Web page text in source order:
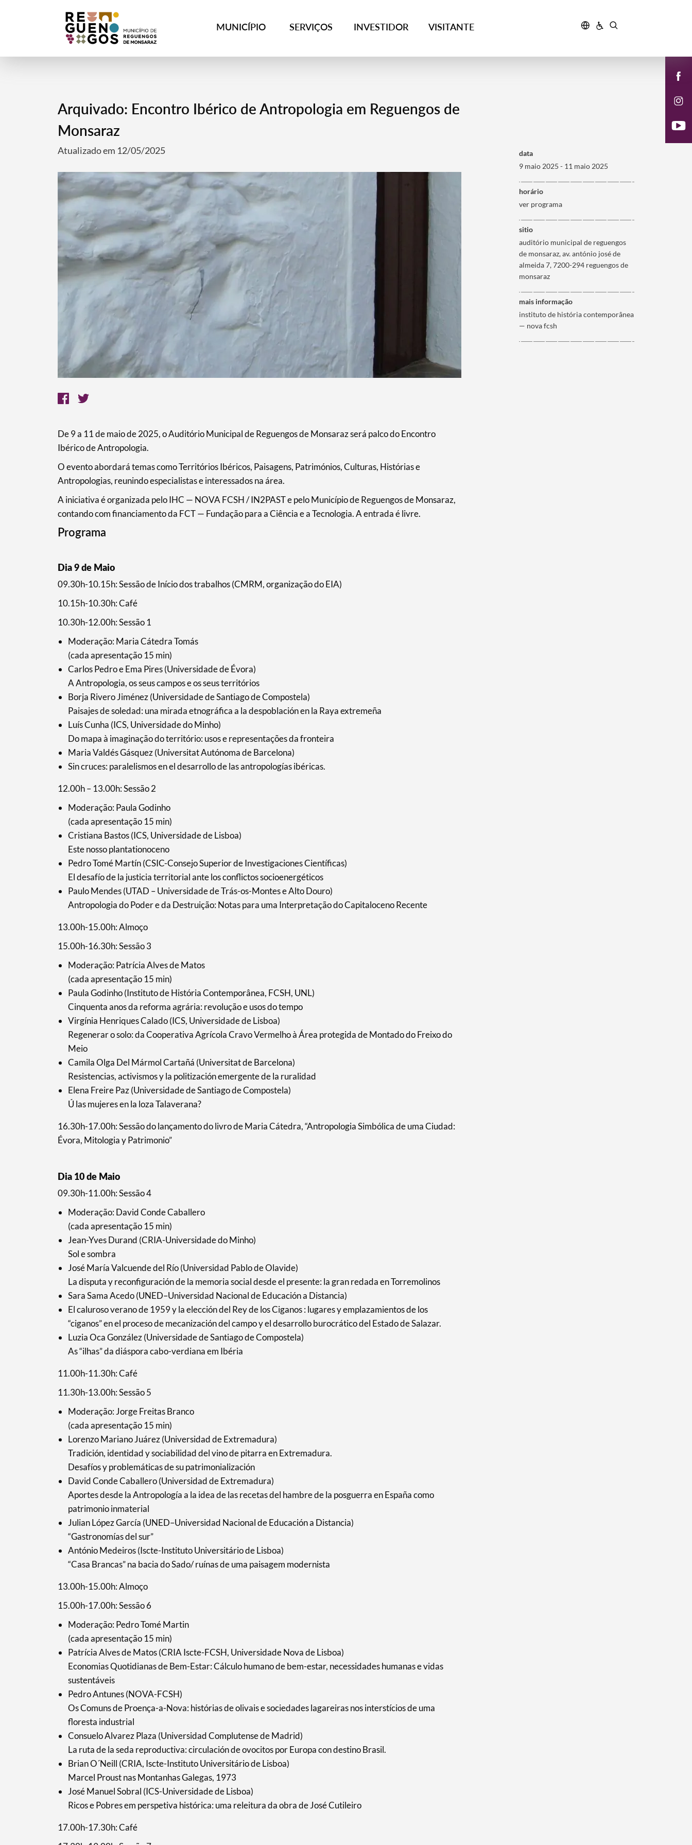
MUNICÍPIO SERVIÇOS INVESTIDOR VISITANTE
Termo de Pesquisa
Categorias gerais
Arquivado: Encontro Ibérico de Antropologia em Reguengos de
Monsaraz
Atualizado em 12/05/2025
De 9 a 11 de maio de 2025, o Auditório Municipal de Reguengos de Monsaraz será palco do Encontro
Ibérico de Antropologia.
O evento abordará temas como Territórios Ibéricos, Paisagens, Patrimónios, Culturas, Histórias e
Antropologias, reunindo especialistas e interessados na área.
A iniciativa é organizada pelo IHC — NOVA FCSH / IN2PAST e pelo Município de Reguengos de Monsaraz,
contando com financiamento da FCT — Fundação para a Ciência e a Tecnologia. A entrada é livre.
Programa
Dia 9 de Maio
09.30h-10.15h: Sessão de Início dos trabalhos (CMRM, organização do EIA)
10.15h-10.30h: Café
10.30h-12.00h: Sessão 1
Moderação: Maria Cátedra Tomás
(cada apresentação 15 min)
Carlos Pedro e Ema Pires (Universidade de Évora)
A Antropologia, os seus campos e os seus territórios
Borja Rivero Jiménez (Universidade de Santiago de Compostela)
Paisajes de soledad: una mirada etnográfica a la despoblación en la Raya extremeña
Luís Cunha (ICS, Universidade do Minho)
Do mapa à imaginação do território: usos e representações da fronteira
Maria Valdés Gásquez (Universitat Autónoma de Barcelona)
Sin cruces: paralelismos en el desarrollo de las antropologías ibéricas.
12.00h – 13.00h: Sessão 2
Moderação: Paula Godinho
(cada apresentação 15 min)
Cristiana Bastos (ICS, Universidade de Lisboa)
Este nosso plantationoceno
Pedro Tomé Martín (CSIC-Consejo Superior de Investigaciones Científicas)
El desafío de la justicia territorial ante los conflictos socioenergéticos
Paulo Mendes (UTAD – Universidade de Trás-os-Montes e Alto Douro)
Antropologia do Poder e da Destruição: Notas para uma Interpretação do Capitaloceno Recente
13.00h-15.00h: Almoço
15.00h-16.30h: Sessão 3
Moderação: Patrícia Alves de Matos
(cada apresentação 15 min)
Paula Godinho (Instituto de História Contemporânea, FCSH, UNL)
Cinquenta anos da reforma agrária: revolução e usos do tempo
Virgínia Henriques Calado (ICS, Universidade de Lisboa)
Regenerar o solo: da Cooperativa Agrícola Cravo Vermelho à Área protegida de Montado do Freixo do
Meio
Camila Olga Del Mármol Cartañá (Universitat de Barcelona)
Resistencias, activismos y la politización emergente de la ruralidad
Elena Freire Paz (Universidade de Santiago de Compostela)
Ú las mujeres en la loza Talaverana?
16.30h-17.00h: Sessão do lançamento do livro de Maria Cátedra, “Antropologia Simbólica de uma Ciudad:
Évora, Mitologia y Patrimonio”
Dia 10 de Maio
09.30h-11.00h: Sessão 4
Moderação: David Conde Caballero
(cada apresentação 15 min)
Jean-Yves Durand (CRIA-Universidade do Minho)
Sol e sombra
José María Valcuende del Río (Universidad Pablo de Olavide)
La disputa y reconfiguración de la memoria social desde el presente: la gran redada en Torremolinos
Sara Sama Acedo (UNED–Universidad Nacional de Educación a Distancia)
El caluroso verano de 1959 y la elección del Rey de los Ciganos : lugares y emplazamientos de los
“ciganos” en el proceso de mecanización del campo y el desarrollo burocrático del Estado de Salazar.
Luzia Oca González (Universidade de Santiago de Compostela)
As “ilhas” da diáspora cabo-verdiana em Ibéria
11.00h-11.30h: Café
11.30h-13.00h: Sessão 5
Moderação: Jorge Freitas Branco
(cada apresentação 15 min)
Lorenzo Mariano Juárez (Universidad de Extremadura)
Tradición, identidad y sociabilidad del vino de pitarra en Extremadura.
Desafíos y problemáticas de su patrimonialización
David Conde Caballero (Universidad de Extremadura)
Aportes desde la Antropología a la idea de las recetas del hambre de la posguerra en España como
patrimonio inmaterial
Julian López García (UNED–Universidad Nacional de Educación a Distancia)
“Gastronomías del sur”
António Medeiros (Iscte-Instituto Universitário de Lisboa)
“Casa Brancas” na bacia do Sado/ ruínas de uma paisagem modernista
13.00h-15.00h: Almoço
15.00h-17.00h: Sessão 6
Moderação: Pedro Tomé Martin
(cada apresentação 15 min)
Patrícia Alves de Matos (CRIA Iscte-FCSH, Universidade Nova de Lisboa)
Economias Quotidianas de Bem-Estar: Cálculo humano de bem-estar, necessidades humanas e vidas
sustentáveis
Pedro Antunes (NOVA-FCSH)
Os Comuns de Proença-a-Nova: histórias de olivais e sociedades lagareiras nos interstícios de uma
floresta industrial
Consuelo Alvarez Plaza (Universidad Complutense de Madrid)
La ruta de la seda reproductiva: circulación de ovocitos por Europa con destino Brasil.
Brian O´Neill (CRIA, Iscte-Instituto Universitário de Lisboa)
Marcel Proust nas Montanhas Galegas, 1973
José Manuel Sobral (ICS-Universidade de Lisboa)
Ricos e Pobres em perspetiva histórica: uma releitura da obra de José Cutileiro
17.00h-17.30h: Café
data
9 maio 2025 - 11 maio 2025
horário
ver programa
sitio
auditório municipal de reguengos
de monsaraz, av. antónio josé de
almeida 7, 7200-294 reguengos de
monsaraz
mais informação
instituto de história contemporânea
— nova fcsh